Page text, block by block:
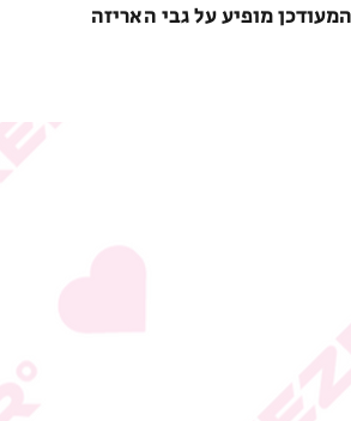
מופיע על גבי האריזה